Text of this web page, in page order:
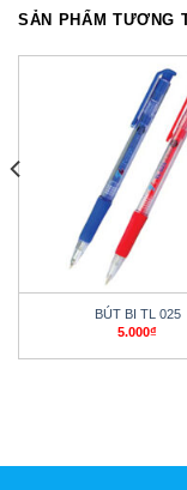
SẢN PHẨM TƯƠNG
BÚT BI TL 025
5.000₫